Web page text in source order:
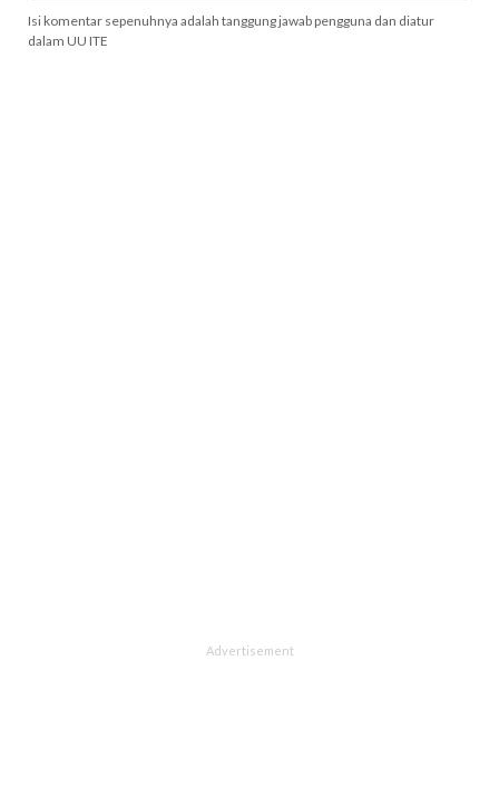
Isi komentar sepenuhnya adalah tanggung jawab pengguna dan diatur
dalam UU ITE